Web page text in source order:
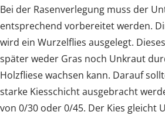
Bei der Rasenverlegung muss der
entsprechend vorbereitet werden.
wird ein Wurzelflies ausgelegt.
später weder Gras noch Unkraut
Holzfliese wachsen kann. Darauf
starke Kiesschicht ausgebracht
von 0/30 oder 0/45. Der Kies gleicht